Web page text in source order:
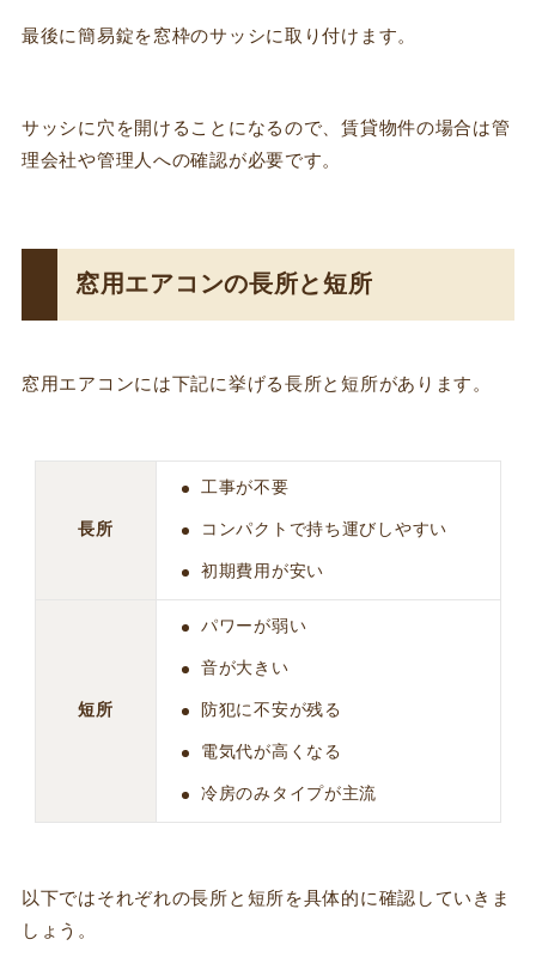
最後に簡易錠を窓枠のサッシに取り付けます。
サッシに穴を開けることになるので、賃貸物件の場合は管
理会社や管理人への確認が必要です。
窓用エアコンの長所と短所
窓用エアコンには下記に挙げる長所と短所があります。
長所
工事が不要
コンパクトで持ち運びしやすい
初期費用が安い
短所
パワーが弱い
音が大きい
防犯に不安が残る
電気代が高くなる
冷房のみタイプが主流
以下ではそれぞれの長所と短所を具体的に確認していきま
しょう。